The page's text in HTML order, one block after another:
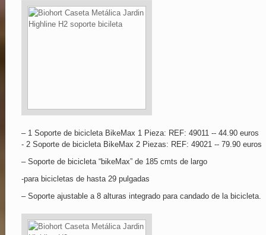
– 1 Soporte de bicicleta BikeMax 1 Pieza: REF: 49011 -- 44.90 euros
- 2 Soporte de bicicleta BikeMax 2 Piezas: REF: 49021 -- 79.90 euros
– Soporte de bicicleta “bikeMax” de 185 cmts de largo
-para bicicletas de hasta 29 pulgadas
– Soporte ajustable a 8 alturas integrado para candado de la bicicleta.